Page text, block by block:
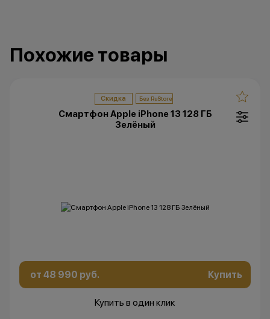
Похожие товары
Скидка
Смартфон Apple iPhone 13 128 ГБ
Зелёный
от 48 990 руб. Купить
Купить в один клик